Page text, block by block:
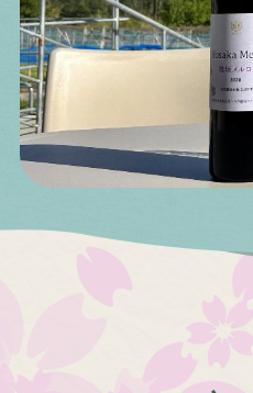
令和8年度
募集につい
2026年
2026年
にら★歩